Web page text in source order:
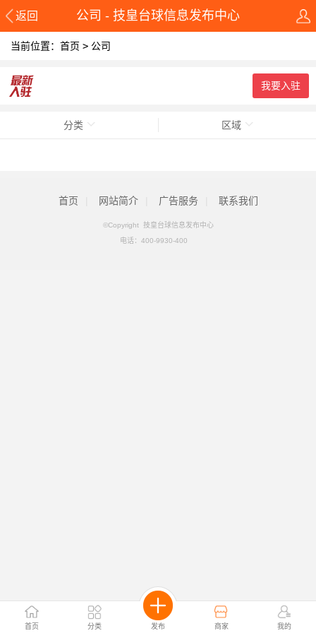
返回 公司 - 技皇台球信息发布中心
首页 分类 发布 商家 我的
当前位置： 首页 > 公司
我要入驻
分类 区域
首页 网站简介 广告服务 联系我们
©Copyright 技皇台球信息发布中心
电话： 400-9930-400